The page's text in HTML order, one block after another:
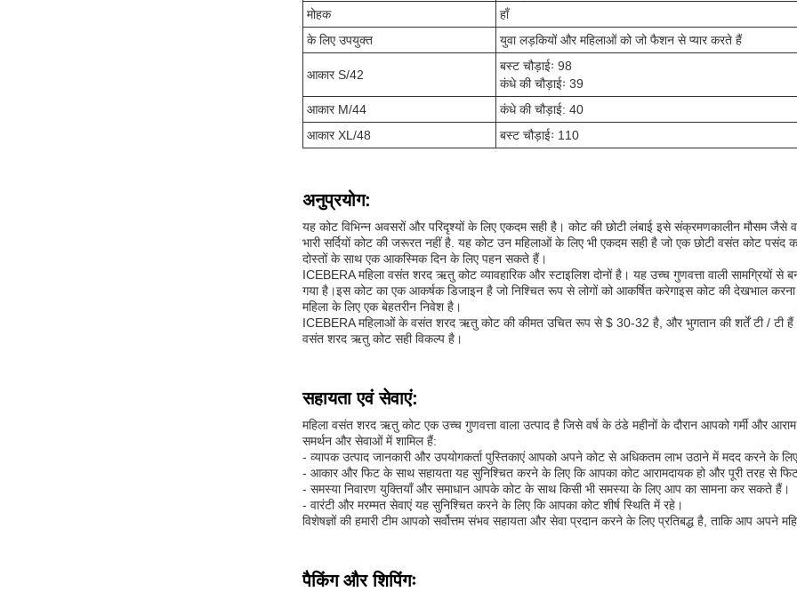
मोहक
हाँ
के लिए उपयुक्त
युवा लड़कियों और महिलाओं को जो फैशन से प्यार करते हैं
आकार S/42
बस्ट चौड़ाईः 98
कंधे की चौड़ाईः 39
आकार M/44
कंधे की चौड़ाई: 40
आकार XL/48
बस्ट चौड़ाईः 110
अनुप्रयोग:
यह कोट विभिन्न अवसरों और परिदृश्यों के लिए एकदम सही है। कोट की छोटी लंबाई इसे संक्रमणकालीन
भारी सर्दियों कोट की जरूरत नहीं है. यह कोट उन महिलाओं के लिए भी एकदम सही है जो एक छोटी वसंत कोट
दोस्तों के साथ एक आकस्मिक दिन के लिए पहन सकते हैं।
ICEBERA महिला वसंत शरद ऋतु कोट व्यावहारिक और स्टाइलिश दोनों है। यह उच्च गुणवत्ता वाली सामग्रियों
गया है।इस कोट का एक आकर्षक डिजाइन है जो निश्चित रूप से लोगों को आकर्षित करेगाइस कोट की देखभाल
महिला के लिए एक बेहतरीन निवेश है।
ICEBERA महिलाओं के वसंत शरद ऋतु कोट की कीमत उचित रूप से $ 30-32 है, और भुगतान की शर्तें टी / टी
वसंत शरद ऋतु कोट सही विकल्प है।
सहायता एवं सेवाएं:
महिला वसंत शरद ऋतु कोट एक उच्च गुणवत्ता वाला उत्पाद है जिसे वर्ष के ठंडे महीनों के दौरान आपको गर्मी और
समर्थन और सेवाओं में शामिल हैं:
- व्यापक उत्पाद जानकारी और उपयोगकर्ता पुस्तिकाएं आपको अपने कोट से अधिकतम लाभ उठाने में मदद करने के
- आकार और फिट के साथ सहायता यह सुनिश्चित करने के लिए कि आपका कोट आरामदायक हो और पूरी तरह से
- समस्या निवारण युक्तियाँ और समाधान आपके कोट के साथ किसी भी समस्या के लिए आप का सामना कर सकते हैं।
- वारंटी और मरम्मत सेवाएं यह सुनिश्चित करने के लिए कि आपका कोट शीर्ष स्थिति में रहे।
विशेषज्ञों की हमारी टीम आपको सर्वोत्तम संभव सहायता और सेवा प्रदान करने के लिए प्रतिबद्ध है, ताकि आप
पैकिंग और शिपिंगः